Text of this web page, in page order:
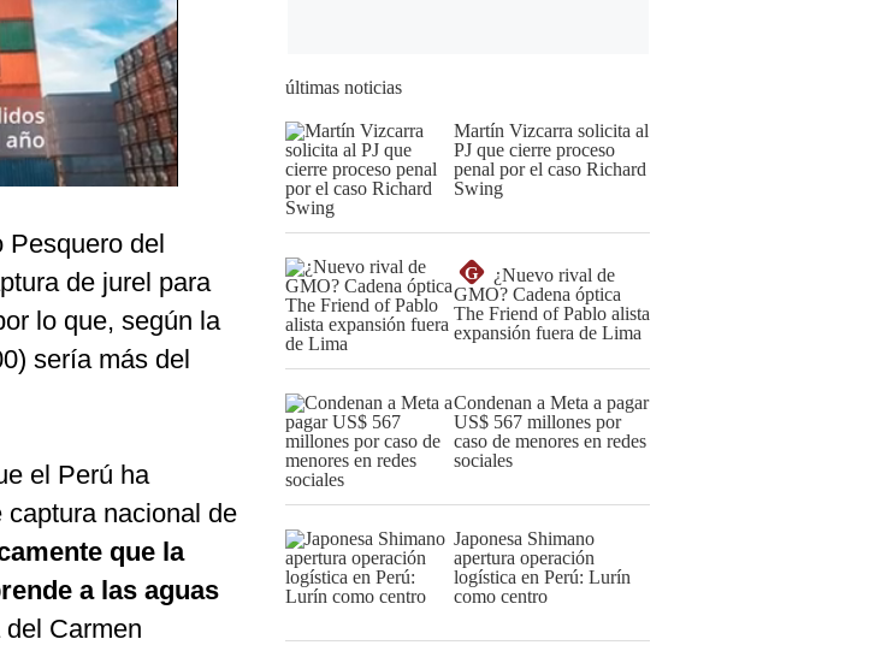
Pesquero del
de jurel para
lo que, según la
sería más del
el Perú ha
nacional de
que la
a las aguas
Carmen
últimas noticias
Martín Vizcarra solicita al
PJ que cierre proceso
penal por el caso Richard
Swing
G
¿Nuevo rival de
GMO? Cadena óptica
The Friend of Pablo alista
expansión fuera de Lima
Condenan a Meta a pagar
US$ 567 millones por
caso de menores en redes
sociales
Japonesa Shimano
apertura operación
logística en Perú: Lurín
como centro